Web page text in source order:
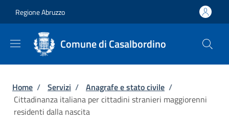
Regione Abruzzo
Comune di Casalbordino
Briciole di pane
Home / Servizi / Anagrafe e stato civile /
Cittadinanza italiana per cittadini stranieri maggiorenni
residenti dalla nascita